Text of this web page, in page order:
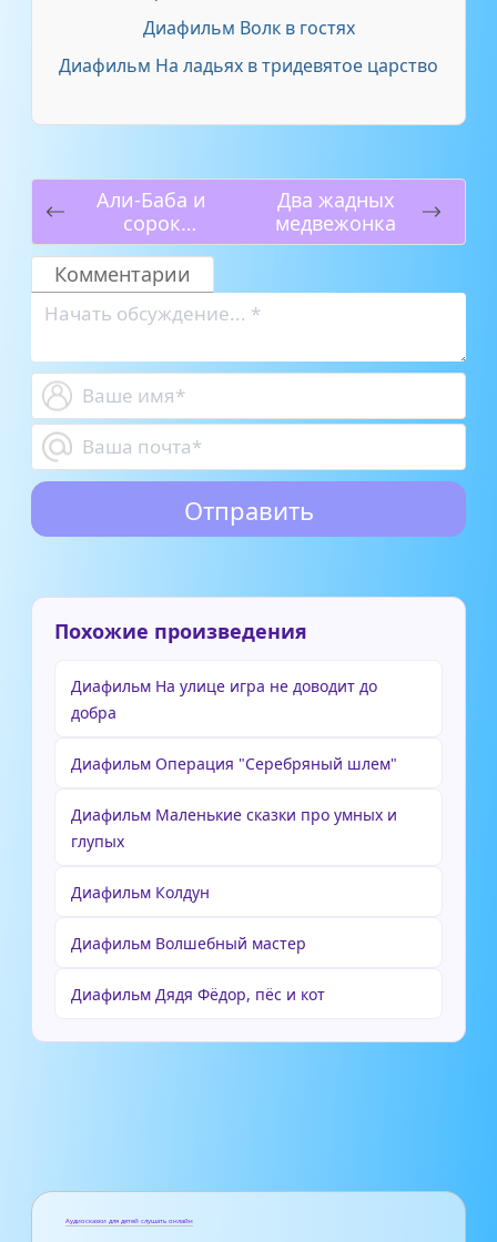
Диафильм Волк в гостях
Диафильм На ладьях в тридевятое царство
Али-Баба и
сорок
разбойников
Два жадных
медвежонка
Комментарии
Похожие произведения
Диафильм На улице игра не доводит до
добра
Диафильм Операция "Серебряный шлем"
Диафильм Маленькие сказки про умных и
глупых
Диафильм Колдун
Диафильм Волшебный мастер
Диафильм Дядя Фёдор, пёс и кот
Аудиосказки для детей слушать онлайн